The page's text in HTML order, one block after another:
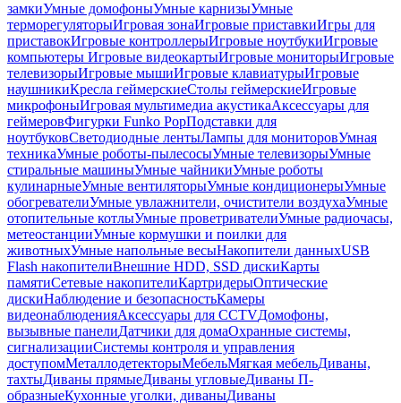
замкиУмные домофоныУмные карнизыУмные
терморегуляторыИгровая зонаИгровые приставкиИгры для
приставокИгровые контроллерыИгровые ноутбукиИгровые
компьютеры Игровые видеокартыИгровые мониторыИгровые
телевизорыИгровые мышиИгровые клавиатурыИгровые
наушникиКресла геймерскиеСтолы геймерскиеИгровые
микрофоныИгровая мультимедиа акустикаАксессуары для
геймеровФигурки Funko PopПодставки для
ноутбуковСветодиодные лентыЛампы для мониторовУмная
техникаУмные роботы-пылесосыУмные телевизорыУмные
стиральные машиныУмные чайникиУмные роботы
кулинарныеУмные вентиляторыУмные кондиционерыУмные
обогревателиУмные увлажнители, очистители воздухаУмные
отопительные котлыУмные проветривателиУмные радиочасы,
метеостанцииУмные кормушки и поилки для
животныхУмные напольные весыНакопители данныхUSB
Flash накопителиВнешние HDD, SSD дискиКарты
памятиСетевые накопителиКартридерыОптические
дискиНаблюдение и безопасностьКамеры
видеонаблюденияАксессуары для CCTVДомофоны,
вызывные панелиДатчики для домаОхранные системы,
сигнализацииСистемы контроля и управления
доступомМеталлодетекторыМебельМягкая мебельДиваны,
тахтыДиваны прямыеДиваны угловыеДиваны П-
образныеКухонные уголки, диваныДиваны